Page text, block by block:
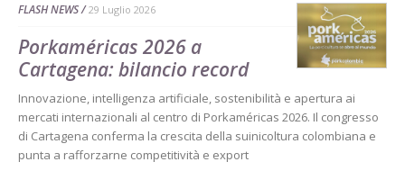
FLASH NEWS 29 Luglio 2026
Porkaméricas 2026 a
Cartagena: bilancio record
Innovazione, intelligenza artificiale, sostenibilità e apertura ai
mercati internazionali al centro di Porkaméricas 2026. Il congresso
di Cartagena conferma la crescita della suinicoltura colombiana e
punta a rafforzarne competitività e export